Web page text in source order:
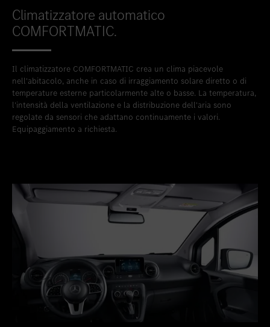
Climatizzatore automatico
COMFORTMATIC.
Il climatizzatore COMFORTMATIC crea un clima piacevole
nell'abitacolo, anche in caso di irraggiamento solare diretto o di
temperature esterne particolarmente alte o basse. La temperatura,
l'intensità della ventilazione e la distribuzione dell'aria sono
regolate da sensori che adattano continuamente i valori.
Equipaggiamento a richiesta.